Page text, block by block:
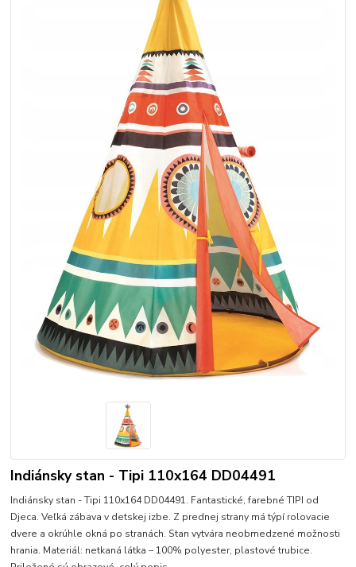
Indiánsky stan - Tipi 110x164 DD04491
Indiánsky stan - Tipi 110x164 DD04491. Fantastické, farebné TIPI od
Djeca. Veľká zábava v detskej izbe. Z prednej strany má týpí rolovacie
dvere a okrúhle okná po stranách. Stan vytvára neobmedzené možnosti
hrania. Materiál: netkaná látka – 100% polyester, plastové trubice.